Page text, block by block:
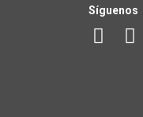
Síguenos